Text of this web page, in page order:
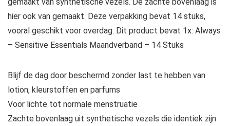
hier ook van gemaakt. Deze verpakking bevat 14 stuks,
vooral geschikt voor overdag. Dit product bevat 1x: Always
– Sensitive Essentials Maandverband – 14 Stuks
Blijf de dag door beschermd zonder last te hebben van
lotion, kleurstoffen en parfums
Voor lichte tot normale menstruatie
Zachte bovenlaag uit synthetische vezels die identiek zijn